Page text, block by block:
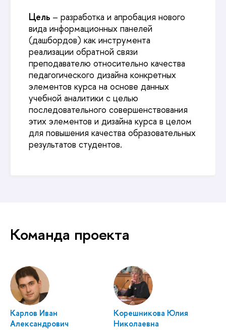
Цель – разработка и апробация нового
вида информационных панелей
(дашбордов) как инструмента
реализации обратной связи
преподавателю относительно качества
педагогического дизайна конкретных
элементов курса на основе данных
учебной аналитики с целью
последовательного совершенствования
этих элементов и дизайна курса в целом
для повышения качества образовательных
результатов студентов.
Команда проекта
Карлов Иван
Александрович
Корешникова Юлия
Николаевна